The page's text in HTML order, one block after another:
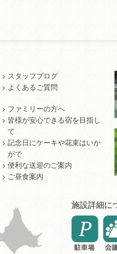
スタッフブログ
よくあるご質問
ファミリーの方へ
皆様が安心できる宿を目指し
て
記念日にケーキや花束はいか
がで
便利な送迎のご案内
ご昼食案内
施設詳細に